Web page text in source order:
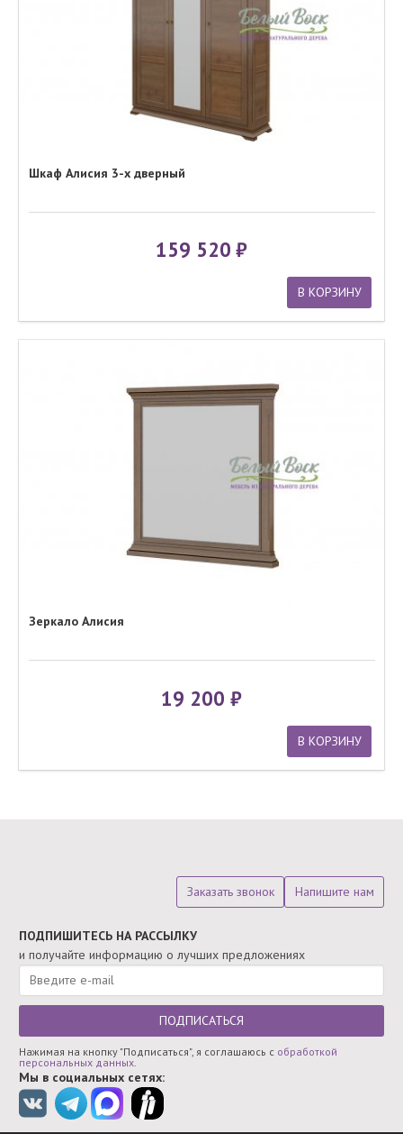
Шкаф Алисия 3-х дверный
159 520
В КОРЗИНУ
Зеркало Алисия
19 200
В КОРЗИНУ
Заказать звонок Напишите нам
ПОДПИШИТЕСЬ НА РАССЫЛКУ
и получайте информацию о лучших предложениях
ПОДПИСАТЬСЯ
Нажимая на кнопку "Подписаться", я соглашаюсь с обработкой
персональных данных
Мы в социальных сетях: